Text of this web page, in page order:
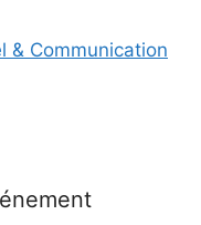
& Communication